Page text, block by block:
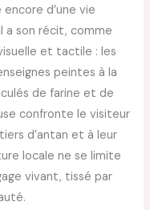
d’une vie
a son récit, comme
et tactile : les
peintes à la
de farine et de
confronte le visiteur
d’antan et à leur
locale ne se limite
vivant, tissé par